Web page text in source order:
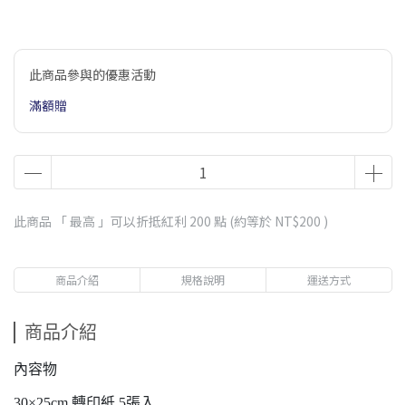
此商品參與的優惠活動
滿額贈
此商品 「 最高 」可以折抵紅利 200 點 (約等於 NT$200 )
商品介紹 規格說明 運送方式
商品介紹
內容物